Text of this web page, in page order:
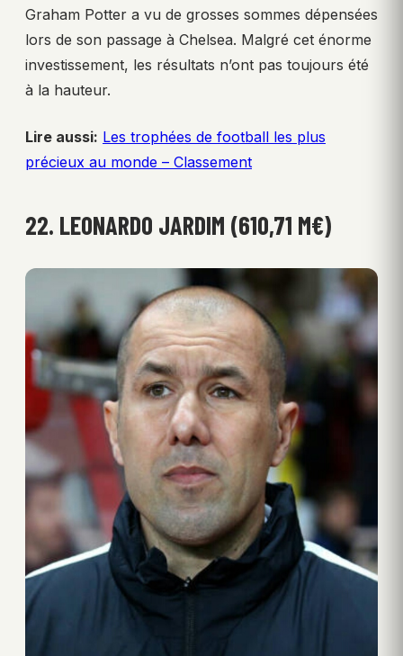
Graham Potter a vu de grosses sommes dépensées
lors de son passage à Chelsea. Malgré cet énorme
investissement, les résultats n’ont pas toujours été
à la hauteur.
Lire aussi: Les trophées de football les plus
précieux au monde – Classement
22. LEONARDO JARDIM (610,71 M€)